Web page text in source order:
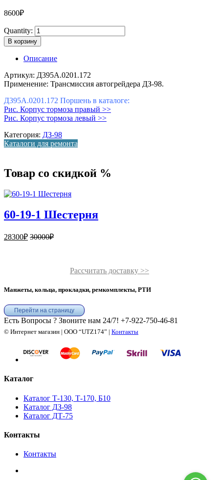
8600₽
Quantity:
В корзину
Описание
Артикул: Д395А.0201.172
Применение: Трансмиссия автогрейдера ДЗ-98.
Д395А.0201.172 Поршень в каталоге:
Рис. Корпус тормоза правый >>
Рис. Корпус тормоза левый >>
Категория: ДЗ-98
Каталоги для ремонта
Товар со скидкой %
60-19-1 Шестерня
28300₽ 30000₽
Рассчитать доставку >>
Манжеты, кольца, прокладки, ремкомплекты, РТИ
Перейти на страницу
Есть Вопросы ? Звоните нам 24/7! +7-922-750-46-81
© Интернет магазин | ООО “UTZ174” | Контакты
Каталог
Каталог Т-130, Т-170, Б10
Каталог ДЗ-98
Каталог ДТ-75
Контакты
Контакты